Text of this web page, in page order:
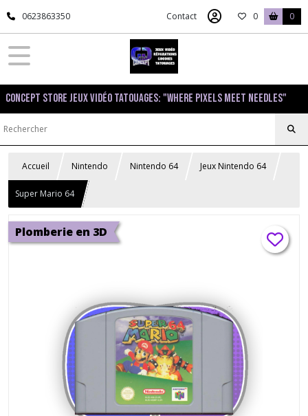
0623863350 Contact 0 0
Concept Store Jeux Vidéo Tatouages: "Where pixels meet needles"
Accueil Nintendo Nintendo 64 Jeux Nintendo 64
Super Mario 64
Plomberie en 3D